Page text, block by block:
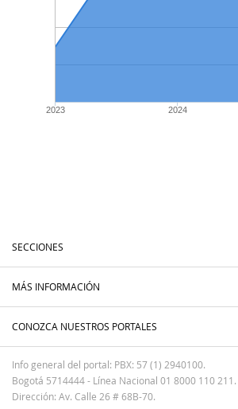
2023 2024
SECCIONES
MÁS INFORMACIÓN
CONOZCA NUESTROS PORTALES
Info general del portal: PBX: 57 (1) 2940100.
Bogotá 5714444 - Línea Nacional 01 8000 110 211.
Dirección: Av. Calle 26 # 68B-70.